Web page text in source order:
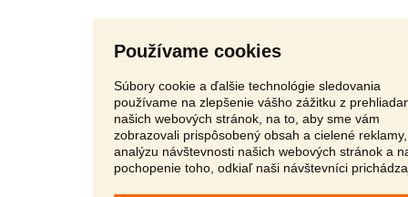
Používame cookies
Súbory cookie a ďalšie technológie sledovania
používame na zlepšenie vášho zážitku z
našich webových stránok, na to, aby sme vám
zobrazovali prispôsobený obsah a cielené
analýzu návštevnosti našich webových stránok a
pochopenie toho, odkiaľ naši návštevníci